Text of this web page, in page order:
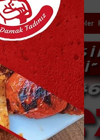
ele geç...
Anketler Eczaneler